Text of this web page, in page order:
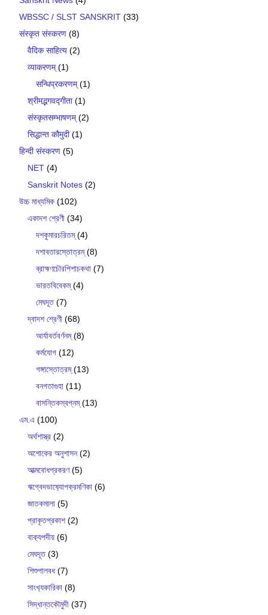
WBSSC / SLST SANSKRIT (33)
संस्कृत संस्करण (8)
वैदिक साहित्य (2)
व्याकरणम्(1)
सन्धिप्रकरणम्(1)
श्रीमद्भगवद्गीता(1)
संस्कृतसम्भाषणम्(2)
सिद्धान्त कौमुदी(1)
हिन्दी संस्करण (5)
NET (4)
Sanskrit Notes (2)
উচ্চ মাধ্যমিক (102)
একাদশ শ্রেণী (34)
দশকুমারচরিতম্(4)
দশাবতারস্তোত্রম্(8)
ব্রাহ্মণচৌরপিশাচকথা (7)
ভারতবিবেকম্(4)
মেঘদূত(7)
দ্বাদশ শ্রেণী (68)
আর্যাবর্তবর্ণনম্(8)
কর্মযোগ (12)
গঙ্গাস্তোত্রম্(13)
বনগতাগুহা (11)
বাসন্তিকস্বপ্নম্(13)
এম.এ (100)
অর্থশাস্ত্র (2)
অশোকের অনুশাসন(2)
আত্মবোধপ্রকরণ(5)
ঋগ্বেদভাষ‍্যোপক্রমণিকা (6)
জাতকমালা (5)
প্রাকৃতপ্রকাশ(2)
বাক‍্যপদীয় (6)
মেঘদূত(3)
শিশুপালবধ(7)
সাংখ‍্যকারিকা (8)
সিদ্ধান্তকৌমুদী (37)